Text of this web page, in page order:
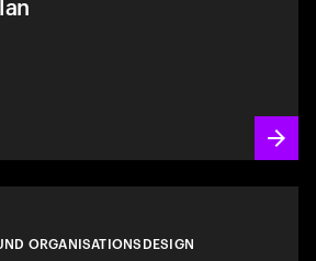
ORGANISATIONSDESIGN